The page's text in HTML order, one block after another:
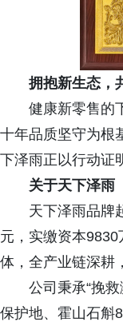
拥抱新生态，
健康新零售的
十年品质坚守为根
下泽雨正以行动证
关于天下泽雨
天下泽雨品牌
元，实缴资本
体，全产业链深耕
公司秉承“挽
保护地、霍山石斛